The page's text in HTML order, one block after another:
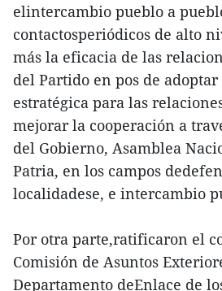
elintercambio pueblo a
contactosperiódicos de alto
más la eficacia de las
del Partido en pos de
estratégica para las
mejorar la cooperación a
del Gobierno, Asamblea
Patria, en los campos
localidadese, e intercambio
Por otra parte,ratificaron el
Comisión de Asuntos
Departamento deEnlace de